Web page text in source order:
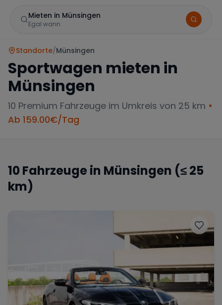
Mieten in Münsingen
Egal wann
Lamborghini Ferrari
McLaren Ford Jaguar
Zeitraum wählen
Standorte/Münsingen
Sportwagen mieten in
Münsingen
10 Premium Fahrzeuge im Umkreis von 25 km •
Ab 159.00€/Tag
10 Fahrzeuge in Münsingen (≤ 25
km)